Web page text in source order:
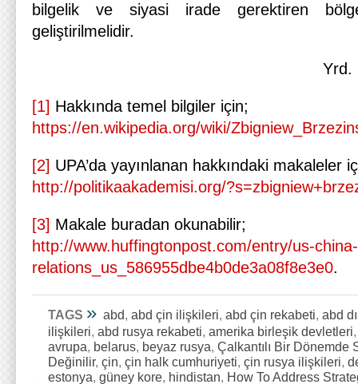
bilgelik ve siyasi irade gerektiren
geliştirilmelidir.
Yrd.
[1] Hakkında temel bilgiler için;
https://en.wikipedia.org/wiki/
[2] UPA’da yayınlanan hakkındaki makaleler
http://politikaakademisi.org/
[3] Makale buradan okunabilir;
http://www.huffingtonpost.com/entry/us-
relations_us_586955dbe4b0de3a08f8e3e0.
TAGS » abd, abd çin ilişkileri, abd çin rekabeti, abd
ilişkileri, abd rusya rekabeti, amerika birleşik devletleri
avrupa, belarus, beyaz rusya, Çalkantılı Bir Dönemde
Değinilir, çin, çin halk cumhuriyeti, çin rusya ilişkileri,
estonya, güney kore, hindistan, How To Address